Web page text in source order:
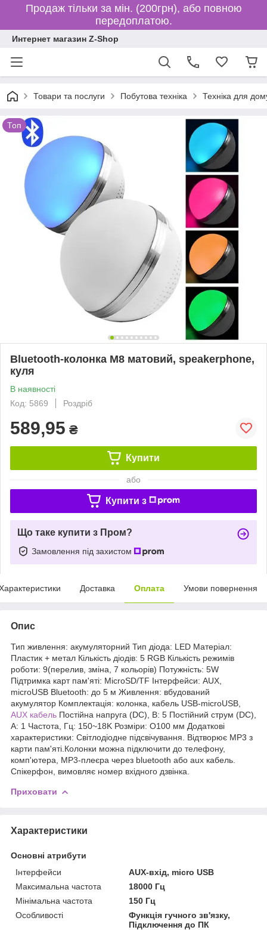
Продаж тільки за мін. (200грн), або повною
передоплатою.
Интернет магазин Z-Shop
Товари та послуги Побутова техніка Техніка для
Топ
Bluetooth-колонка M8 матовий, speakerphone,
куля
В наявності
Код: 5869
Роздріб
589,95 ₴
Купити
або
Купити з
Що таке купити з Пром?
Замовлення під захистом
Доставка Оплата Умови повернення
Опис
Тип живлення: акумуляторний Тип діода: LED Матеріал:
Пластик + метал Кількість діодів: 5 RGB Кількість режимів
роботи: 9(перелив, зміна, 7 кольорів) Потужність: 5W
Підтримка карт пам'яті: MicroSD/TF Інтерфейси: AUX,
microUSB Bluetooth: до 5 м Живлення: вбудований
акумулятор Комплектація: колонка, кабель USB-microUSB,
AUX кабель Постійна напруга (DC), В: 5 Постійний струм (DC),
А: 1 Частота, Гц: 150~18K Розміри: O100 мм Додаткові
характеристики: Світлодіодне підсвічування. Відтворює MP3 з
карти пам'яті.Колонки можна підключити до телефону,
комп'ютера, MP3-плеєра через bluetooth або aux кабель.
Спікерфон, вимовляє номер вхідного дзвінка.
Приховати
Характеристики
Основні атрибути
Інтерфейси
AUX-вхід, micro USB
Максимальна частота
18000 Гц
Мінімальна частота
150 Гц
Особливості
Функція гучного зв'язку,
Підключення до ПК